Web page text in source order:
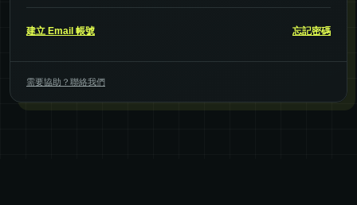
建立 Email 帳號 忘記密碼
需要協助？聯絡我們